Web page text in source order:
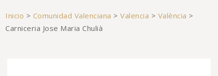
Inicio > Comunidad Valenciana >Valencia > València >
Carniceria Jose Maria Chulià